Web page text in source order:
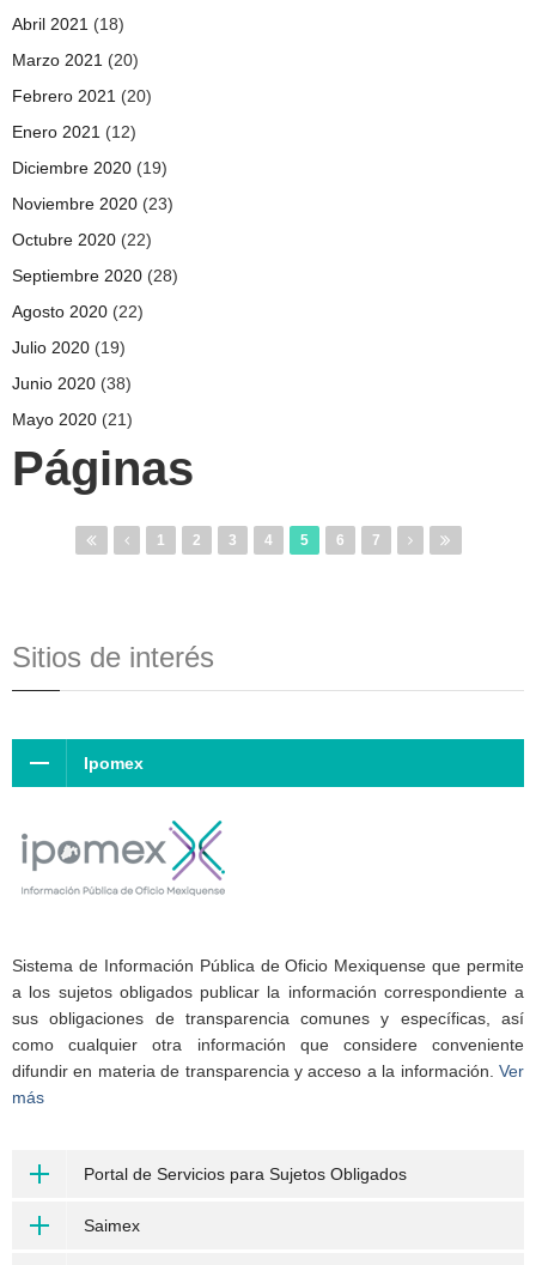
Abril 2021 (18)
Marzo 2021 (20)
Febrero 2021 (20)
Enero 2021 (12)
Diciembre 2020 (19)
Noviembre 2020 (23)
Octubre 2020 (22)
Septiembre 2020 (28)
Agosto 2020 (22)
Julio 2020 (19)
Junio 2020 (38)
Mayo 2020 (21)
Páginas
1 2 3 4 5 6 7
Sitios de interés
Ipomex
Sistema de Información Pública de Oficio Mexiquense que permite
a los sujetos obligados publicar la información correspondiente a
sus obligaciones de transparencia comunes y específicas, así
como cualquier otra información que considere conveniente
difundir en materia de transparencia y acceso a la información. Ver
más
Portal de Servicios para Sujetos Obligados
Saimex